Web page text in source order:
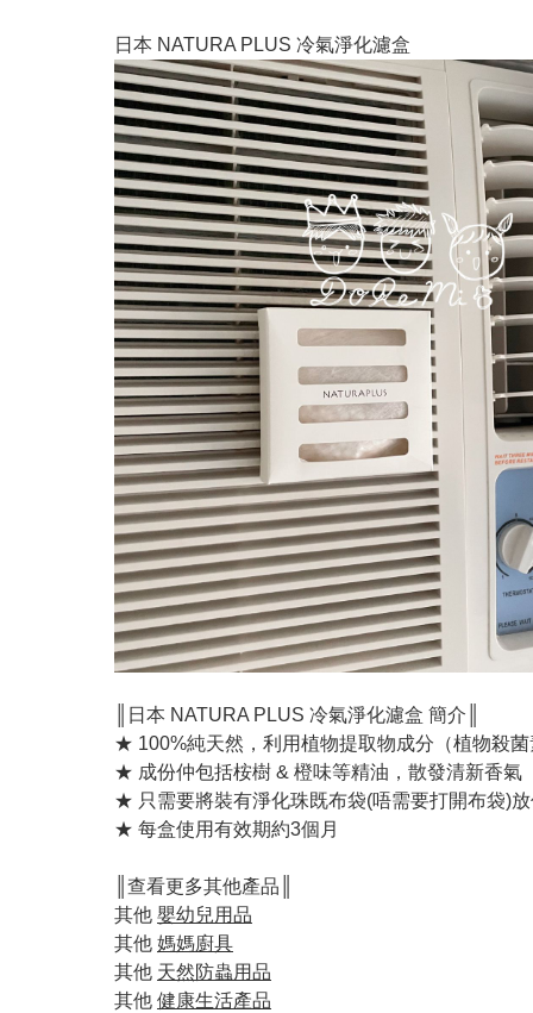
日本 NATURA PLUS 冷氣淨化濾盒
║日本 NATURA PLUS 冷氣淨化濾盒 簡介║
★ 100%純天然，利用植物提取物成分（植物殺
★ 成份仲包括桉樹 & 橙味等精油，散發清新香氣
★ 只需要將裝有淨化珠既布袋(唔需要打開布袋)
★ 每盒使用有效期約3個月
║查看更多其他產品║
其他 嬰幼兒用品
其他 媽媽廚具
其他 天然防蟲用品
其他 健康生活產品